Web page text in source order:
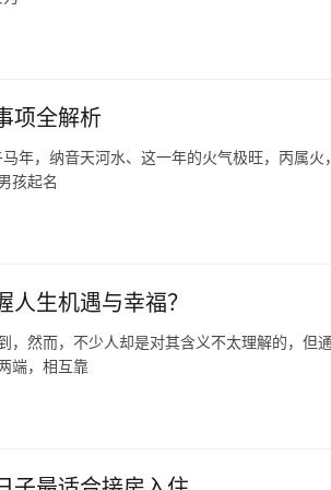
项全解析
年，纳音天河水、这一年的火气极旺，丙属火
孩起名
生机遇与幸福？
，然而，不少人却是对其含义不太理解的，但
端，相互靠